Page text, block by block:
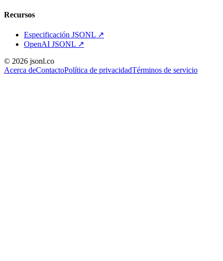
Recursos
Especificación JSONL ↗
OpenAI JSONL ↗
© 2026 jsonl.co
Acerca deContactoPolítica de privacidadTérminos de servicio